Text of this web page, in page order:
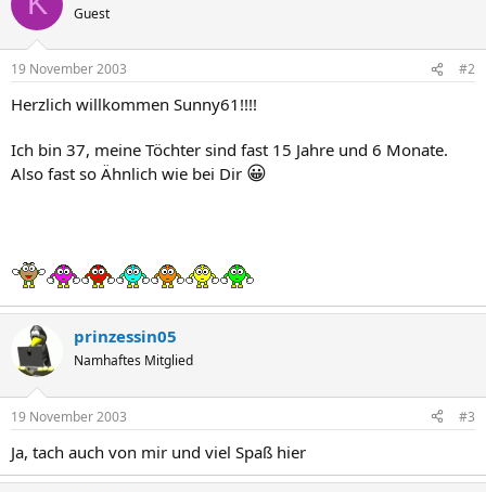
Guest
19 November 2003 #2
Herzlich willkommen Sunny61!!!!
Ich bin 37, meine Töchter sind fast 15 Jahre und 6 Monate.
Also fast so Ähnlich wie bei Dir 😀
prinzessin05
Namhaftes Mitglied
19 November 2003 #3
Ja, tach auch von mir und viel Spaß hier